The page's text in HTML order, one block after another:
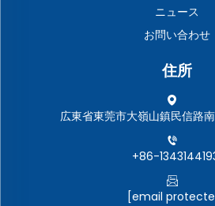
ニュース
お問い合わせ
住所
広東省東莞市大嶺山鎮民信路
+86-
[email